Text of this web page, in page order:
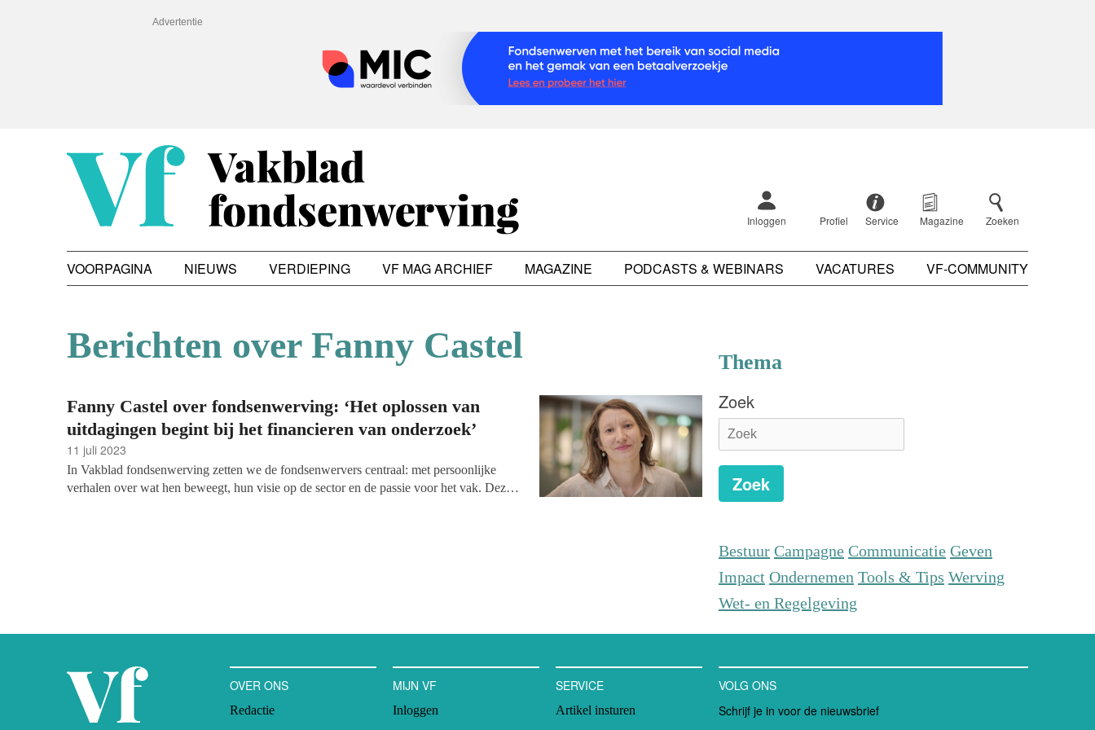
Advertentie
Inloggen Profiel Service Magazine Zoeken
VOORPAGINA NIEUWS VERDIEPING VF MAG ARCHIEF MAGAZINE PODCASTS & WEBINARS VACATURES VF-COMMUNITY
Berichten over Fanny Castel
Fanny Castel over fondsenwerving: ‘Het oplossen van
uitdagingen begint bij het financieren van onderzoek’
11 juli 2023
In Vakblad fondsenwerving zetten we de fondsenwervers centraal: met persoonlijke
verhalen over wat hen beweegt, hun visie op de sector en de passie voor het vak. Deze
Thema
Zoek
Zoek
Bestuur Campagne Communicatie Geven
Impact Ondernemen Tools & Tips Werving
Wet- en Regelgeving
OVER ONS
Redactie
MIJN VF
Inloggen
SERVICE
Artikel insturen
VOLG ONS
Schrijf je in voor de nieuwsbrief